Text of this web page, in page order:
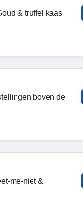
& truffel kaas
boven de
me-niet &